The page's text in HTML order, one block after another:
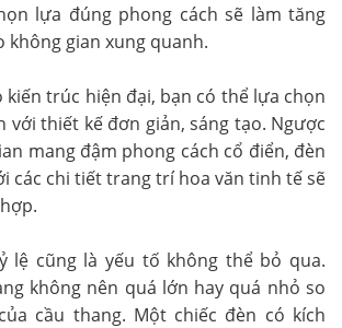
lựa đúng phong cách sẽ làm tăng
không gian xung quanh.
kiến trúc hiện đại, bạn có thể lựa chọn
với thiết kế đơn giản, sáng tạo. Ngược
mang đậm phong cách cổ điển, đèn
các chi tiết trang trí hoa văn tinh tế sẽ
lệ cũng là yếu tố không thể bỏ qua.
không nên quá lớn hay quá nhỏ so
cầu thang. Một chiếc đèn có kích